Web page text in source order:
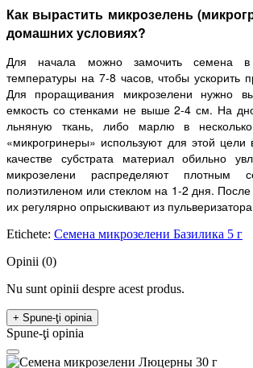
Как вырастить микрозелень
домашних условиях?
Для начала можно замочить семена в
температуры на 7-8 часов, чтобы ускорить
Для проращивания микрозелени нужно
емкость со стенками не выше 2-4 см. На
льняную ткань, либо марлю в
«микрогринеры» используют для этой
качестве субстрата материал обильно
микрозелени распределяют плотным
полиэтиленом или стеклом на 1-2 дня. После
их регулярно опрыскивают из
Etichete: Семена микрозелени Базилика 5 г
Opinii (0)
Nu sunt opinii despre acest produs.
+ Spune-ţi opinia
Spune-ţi opinia